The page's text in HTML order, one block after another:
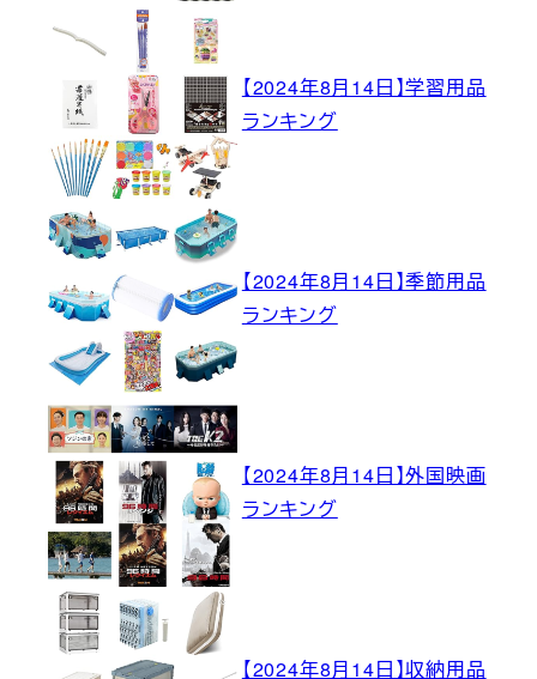
【2024年8月14日】学習用品
ランキング
【2024年8月14日】季節用品
ランキング
【2024年8月14日】外国映画
ランキング
【2024年8月14日】収納用品